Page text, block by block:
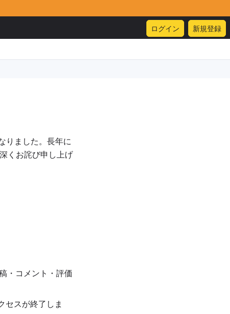
ログイン 新規登録
りました。長年に
くお詫び申し上げ
・コメント・評価
セスが終了しま